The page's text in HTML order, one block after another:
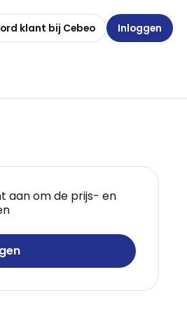
klant bij Cebeo Inloggen
aan om de prijs- en